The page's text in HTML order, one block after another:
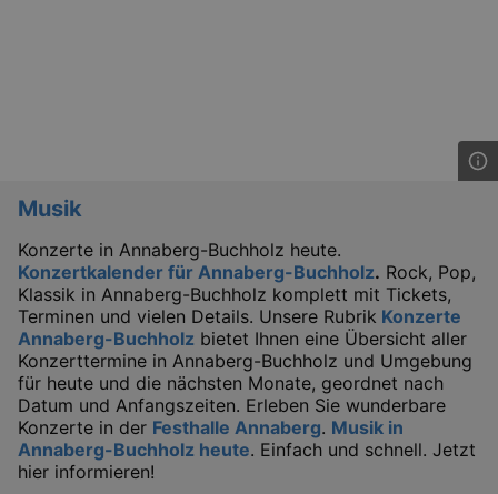
Musik
Konzerte in Annaberg-Buchholz heute.
Konzertkalender für Annaberg-Buchholz. Rock, Pop,
Klassik in Annaberg-Buchholz komplett mit Tickets,
Terminen und vielen Details. Unsere Rubrik Konzerte
Annaberg-Buchholz bietet Ihnen eine Übersicht aller
Konzerttermine in Annaberg-Buchholz und Umgebung
für heute und die nächsten Monate, geordnet nach
Datum und Anfangszeiten. Erleben Sie wunderbare
Konzerte in der Festhalle Annaberg. Musik in
Annaberg-Buchholz heute. Einfach und schnell. Jetzt
hier informieren!